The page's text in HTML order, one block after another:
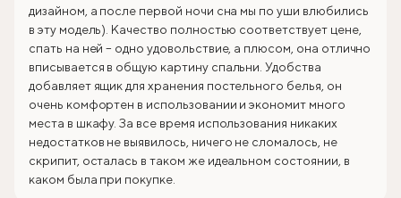
дизайном, а после первой ночи сна мы по уши влюбились
в эту модель). Качество полностью соответствует цене,
спать на ней – одно удовольствие, а плюсом, она отлично
вписывается в общую картину спальни. Удобства
добавляет ящик для хранения постельного белья, он
очень комфортен в использовании и экономит много
места в шкафу. За все время использования никаких
недостатков не выявилось, ничего не сломалось, не
скрипит, осталась в таком же идеальном состоянии, в
каком была при покупке.